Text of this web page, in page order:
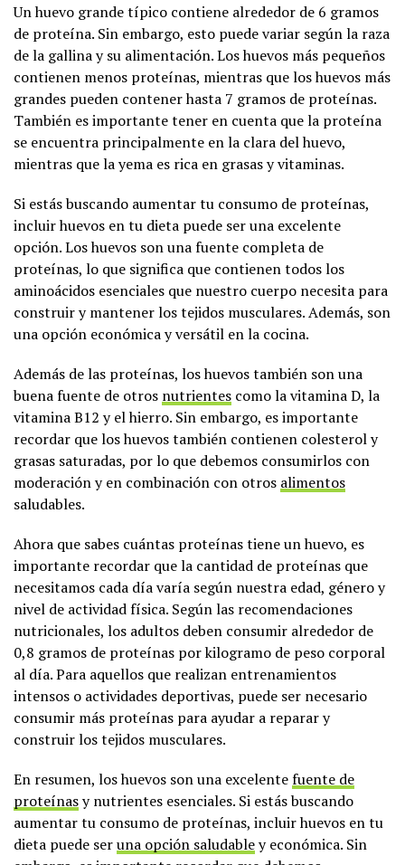
Un huevo grande típico contiene alrededor de 6 gramos
de proteína. Sin embargo, esto puede variar según la raza
de la gallina y su alimentación. Los huevos más pequeños
contienen menos proteínas, mientras que los huevos más
grandes pueden contener hasta 7 gramos de proteínas.
También es importante tener en cuenta que la proteína
se encuentra principalmente en la clara del huevo,
mientras que la yema es rica en grasas y vitaminas.
Si estás buscando aumentar tu consumo de proteínas,
incluir huevos en tu dieta puede ser una excelente
opción. Los huevos son una fuente completa de
proteínas, lo que significa que contienen todos los
aminoácidos esenciales que nuestro cuerpo necesita para
construir y mantener los tejidos musculares. Además, son
una opción económica y versátil en la cocina.
Además de las proteínas, los huevos también son una
buena fuente de otros nutrientes como la vitamina D, la
vitamina B12 y el hierro. Sin embargo, es importante
recordar que los huevos también contienen colesterol y
grasas saturadas, por lo que debemos consumirlos con
moderación y en combinación con otros alimentos
saludables.
Ahora que sabes cuántas proteínas tiene un huevo, es
importante recordar que la cantidad de proteínas que
necesitamos cada día varía según nuestra edad, género y
nivel de actividad física. Según las recomendaciones
nutricionales, los adultos deben consumir alrededor de
0,8 gramos de proteínas por kilogramo de peso corporal
al día. Para aquellos que realizan entrenamientos
intensos o actividades deportivas, puede ser necesario
consumir más proteínas para ayudar a reparar y
construir los tejidos musculares.
En resumen, los huevos son una excelentefuente de
proteínasy nutrientes esenciales. Si estás buscando
aumentar tu consumo de proteínas, incluir huevos en tu
dieta puede seruna opción saludabley económica. Sin